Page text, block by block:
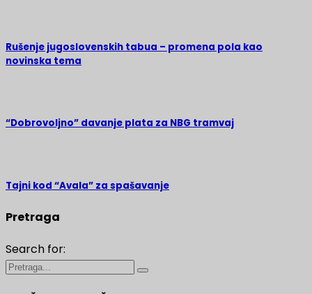
Rušenje jugoslovenskih tabua – promena pola kao
novinska tema
“Dobrovoljno” davanje plata za NBG tramvaj
Tajni kod “Avala” za spašavanje
Pretraga
Search for: